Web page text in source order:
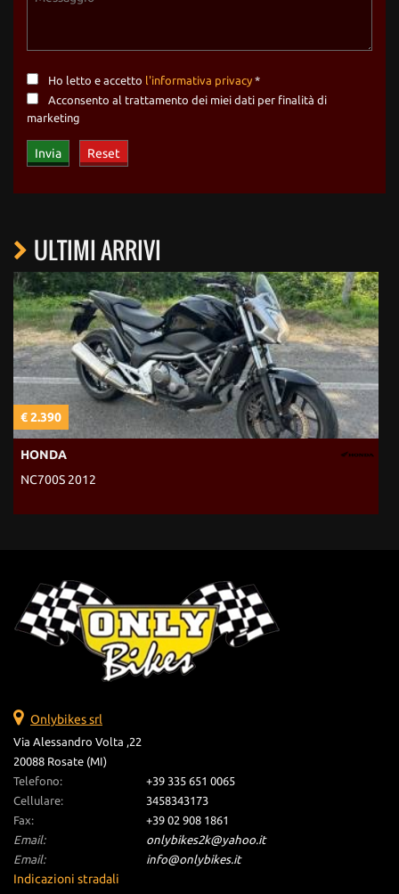
Ho letto e accetto l'informativa privacy *
Acconsento al trattamento dei miei dati per finalità di
marketing
ULTIMI ARRIVI
€ 2.390
HONDA
NC700S 2012
Onlybikes srl
Via Alessandro Volta ,22
20088 Rosate (MI)
Telefono:
+39 335 651 0065
Cellulare:
3458343173
Fax:
+39 02 908 1861
Email:
onlybikes2k@yahoo.it
Email:
info@onlybikes.it
Indicazioni stradali